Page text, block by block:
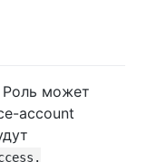
Роль может
account